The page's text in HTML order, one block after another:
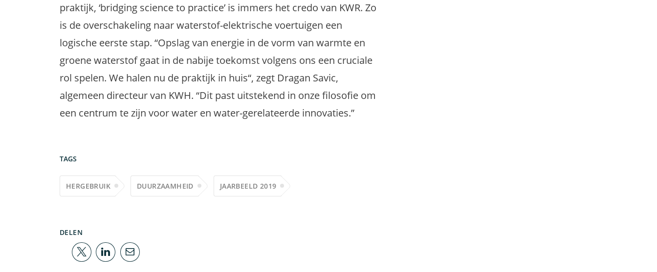
praktijk, ‘bridging science to practice’ is immers het credo van KWR. Zo
is de overschakeling naar waterstof-elektrische voertuigen een
logische eerste stap. “Opslag van energie in de vorm van warmte en
groene waterstof gaat in de nabije toekomst volgens ons een cruciale
rol spelen. We halen nu de praktijk in huis“, zegt Dragan Savic,
algemeen directeur van KWH. “Dit past uitstekend in onze filosofie om
een centrum te zijn voor water en water-gerelateerde innovaties.”
TAGS
HERGEBRUIK DUURZAAMHEID JAARBEELD 2019
DELEN